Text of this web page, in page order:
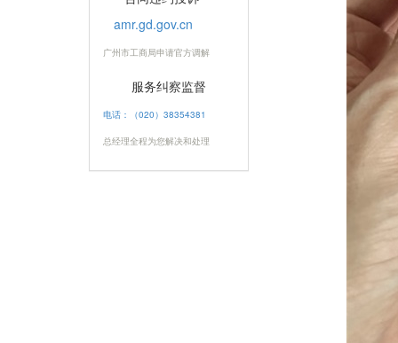
amr.gd.gov.cn
广州市工商局申请官方调解
服务纠察监督
电话：（020）38354381
总经理全程为您解决和处理